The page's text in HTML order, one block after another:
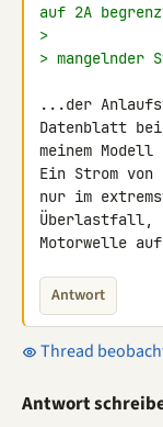
auf 2A
>
> mangelnder
...der
Datenblatt bei
meinem
Ein Strom
nur im
Überlastfall,
Motorwelle
Antwort
Thread
Antwort